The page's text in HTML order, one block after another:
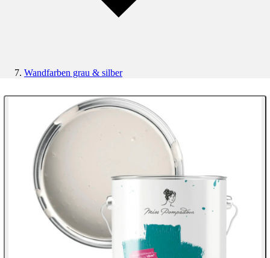
Wandfarben grau & silber